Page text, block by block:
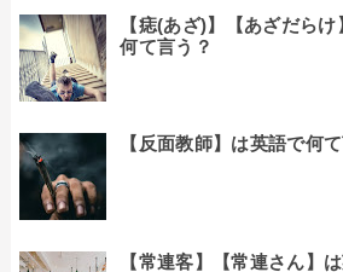
【痣(あざ)】【あざだら
何て言う？
【反面教師】は英語で何
【常連客】【常連さん】